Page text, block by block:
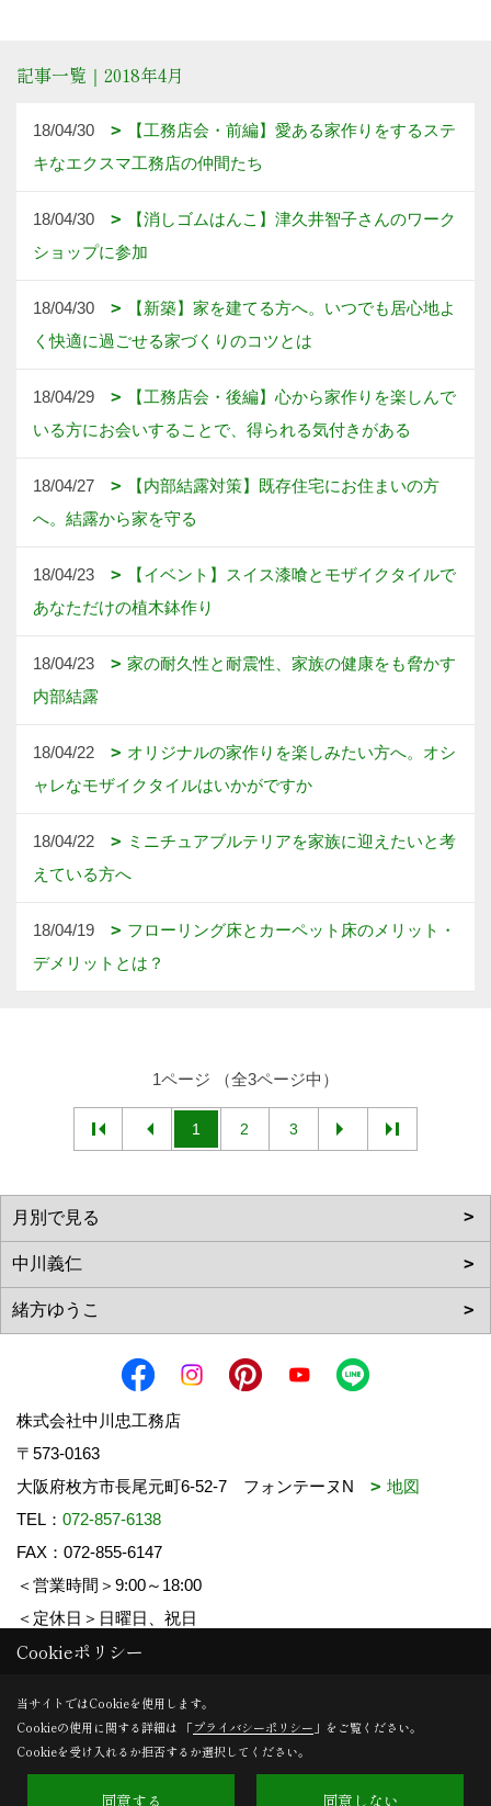
記事一覧｜2018年4月
18/04/30
【工務店会・前編】愛ある家作りをするステ
キなエクスマ工務店の仲間たち
18/04/30
【消しゴムはんこ】津久井智子さんのワーク
ショップに参加
18/04/30
【新築】家を建てる方へ。いつでも居心地よ
く快適に過ごせる家づくりのコツとは
18/04/29
【工務店会・後編】心から家作りを楽しんで
いる方にお会いすることで、得られる気付きがある
18/04/27
【内部結露対策】既存住宅にお住まいの方
へ。結露から家を守る
18/04/23
【イベント】スイス漆喰とモザイクタイルで
あなただけの植木鉢作り
18/04/23
家の耐久性と耐震性、家族の健康をも脅かす
内部結露
18/04/22
オリジナルの家作りを楽しみたい方へ。オシ
ャレなモザイクタイルはいかがですか
18/04/22
ミニチュアブルテリアを家族に迎えたいと考
えている方へ
18/04/19
フローリング床とカーペット床のメリット・
デメリットとは？
1ページ （全3ページ中）
1 2 3
株式会社中川忠工務店
〒573-0163
大阪府枚方市長尾元町6-52-7 フォンテーヌN
地図
TEL： 072-857-6138
FAX：072-855-6147
＜営業時間＞9:00～18:00
＜定休日＞日曜日、祝日
Copyright (c) 中川忠工務店. All Rights Reserved.
Produced byゴデスクリエイト
Cookieポリシー
当サイトではCookieを使用します。
Cookieの使用に関する詳細は 「プライバシーポリシー 」をご覧ください。
Cookieを受け入れるか拒否するか選択してください。
同意する 同意しない